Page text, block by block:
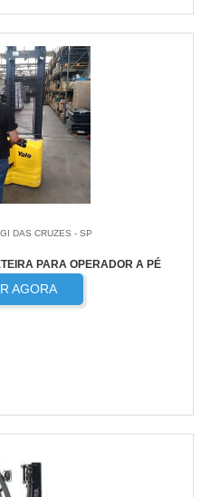
DAS CRUZES - SP
PARA OPERADOR A PÉ
AGORA